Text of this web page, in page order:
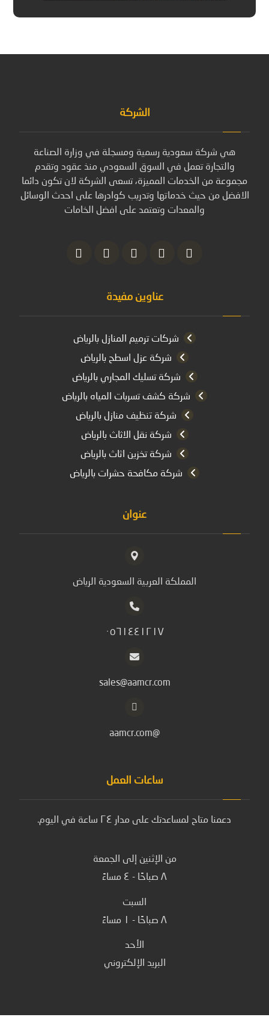
الشركة
هي شركة سعودية رسمية ومسجلة في وزارة الصناعة
والتجارة تعمل في السوق السعودي منذ عقود وتقدم
مجموعة من الخدمات المميزة، تسعى الشركة لان تكون دائما
الافضل من حيث خدماتها وتدريب كوادرها على احدث الوسائل
والمعدات وتعتمد على افضل الخامات
عناوين مفيدة
شركات ترميم المنازل بالرياض
شركة عزل اسطح بالرياض
شركة تسليك المجاري بالرياض
شركة كشف تسربات المياه بالرياض
شركة تنظيف منازل بالرياض
شركة نقل الاثاث بالرياض
شركة تخزين اثاث بالرياض
شركة مكافحة حشرات بالرياض
عنوان
المملكة العربية السعودية الرياض
٠٥٦١٤٤١٢١٧
sales@aamcr.com
@aamcr.com
ساعات العمل
دعمنا متاح لمساعدتك على مدار ٢٤ ساعة في اليوم.
من الإثنين إلى الجمعة
٨ صباحًا - ٤ مساءً
السبت
٨ صباحًا - ١ مساءً
الأحد
البريد الإلكتروني